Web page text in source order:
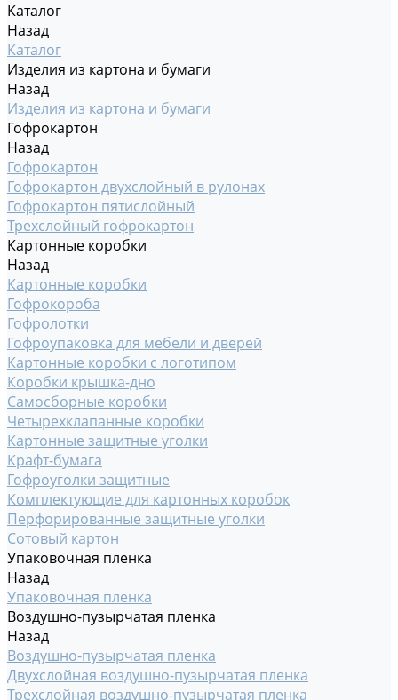
Каталог
Назад
Каталог
Изделия из картона и бумаги
Назад
Изделия из картона и бумаги
Гофрокартон
Назад
Гофрокартон
Гофрокартон двухслойный в рулонах
Гофрокартон пятислойный
Трехслойный гофрокартон
Картонные коробки
Назад
Картонные коробки
Гофрокороба
Гофролотки
Гофроупаковка для мебели и дверей
Картонные коробки с логотипом
Коробки крышка-дно
Самосборные коробки
Четырехклапанные коробки
Картонные защитные уголки
Крафт-бумага
Гофроуголки защитные
Комплектующие для картонных коробок
Перфорированные защитные уголки
Сотовый картон
Упаковочная пленка
Назад
Упаковочная пленка
Воздушно-пузырчатая пленка
Назад
Воздушно-пузырчатая пленка
Двухслойная воздушно-пузырчатая пленка
Трехслойная воздушно-пузырчатая пленка